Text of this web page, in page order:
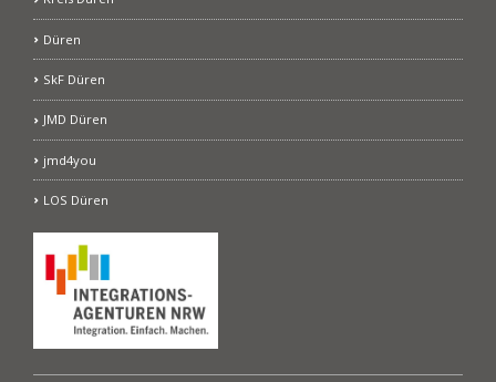
Düren
SkF Düren
JMD Düren
jmd4you
LOS Düren